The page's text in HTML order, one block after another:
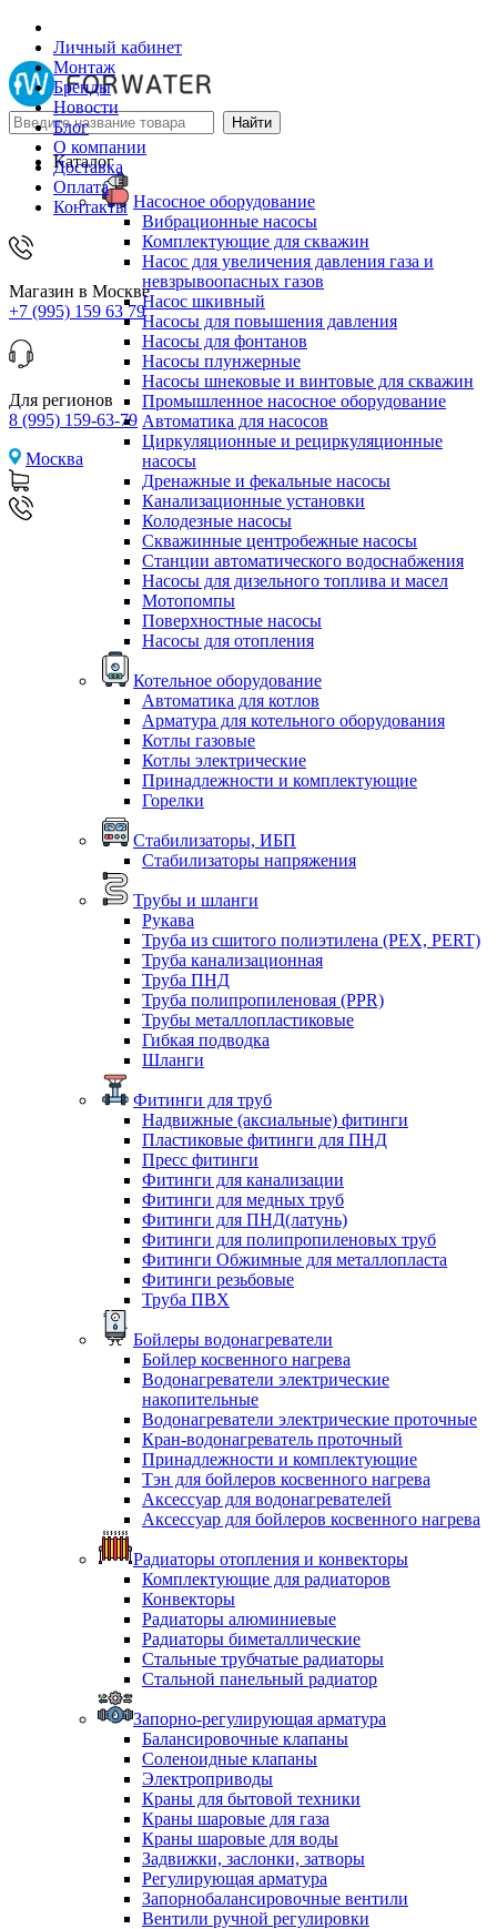
Личный кабинет
Монтаж
Бренды
Новости
Блог
О компании
Доставка
Оплата
Контакты
Магазин в Москве
+7 (995) 159 63 79
Для регионов
8 (995) 159-63-79
Москва
Каталог
Насосное оборудование
Вибрационные насосы
Комплектующие для скважин
Насос для увеличения давления газа и
невзрывоопасных газов
Насос шкивный
Насосы для повышения давления
Насосы для фонтанов
Насосы плунжерные
Насосы шнековые и винтовые для скважин
Промышленное насосное оборудование
Автоматика для насосов
Циркуляционные и рециркуляционные
насосы
Дренажные и фекальные насосы
Канализационные установки
Колодезные насосы
Скважинные центробежные насосы
Станции автоматического водоснабжения
Насосы для дизельного топлива и масел
Мотопомпы
Поверхностные насосы
Насосы для отопления
Котельное оборудование
Автоматика для котлов
Арматура для котельного оборудования
Котлы газовые
Котлы электрические
Принадлежности и комплектующие
Горелки
Стабилизаторы, ИБП
Стабилизаторы напряжения
Трубы и шланги
Рукава
Труба из сшитого полиэтилена (PEX, PERT)
Труба канализационная
Труба ПНД
Труба полипропиленовая (PPR)
Трубы металлопластиковые
Гибкая подводка
Шланги
Фитинги для труб
Надвижные (аксиальные) фитинги
Пластиковые фитинги для ПНД
Пресс фитинги
Фитинги для канализации
Фитинги для медных труб
Фитинги для ПНД(латунь)
Фитинги для полипропиленовых труб
Фитинги Обжимные для металлопласта
Фитинги резьбовые
Труба ПВХ
Бойлеры водонагреватели
Бойлер косвенного нагрева
Водонагреватели электрические
накопительные
Водонагреватели электрические проточные
Кран-водонагреватель проточный
Принадлежности и комплектующие
Тэн для бойлеров косвенного нагрева
Аксессуар для водонагревателей
Аксессуар для бойлеров косвенного нагрева
Радиаторы отопления и конвекторы
Комплектующие для радиаторов
Конвекторы
Радиаторы алюминиевые
Радиаторы биметаллические
Стальные трубчатые радиаторы
Стальной панельный радиатор
Запорно-регулирующая арматура
Балансировочные клапаны
Соленоидные клапаны
Электроприводы
Краны для бытовой техники
Краны шаровые для газа
Краны шаровые для воды
Задвижки, заслонки, затворы
Регулирующая арматура
Запорнобалансировочные вентили
Вентили ручной регулировки